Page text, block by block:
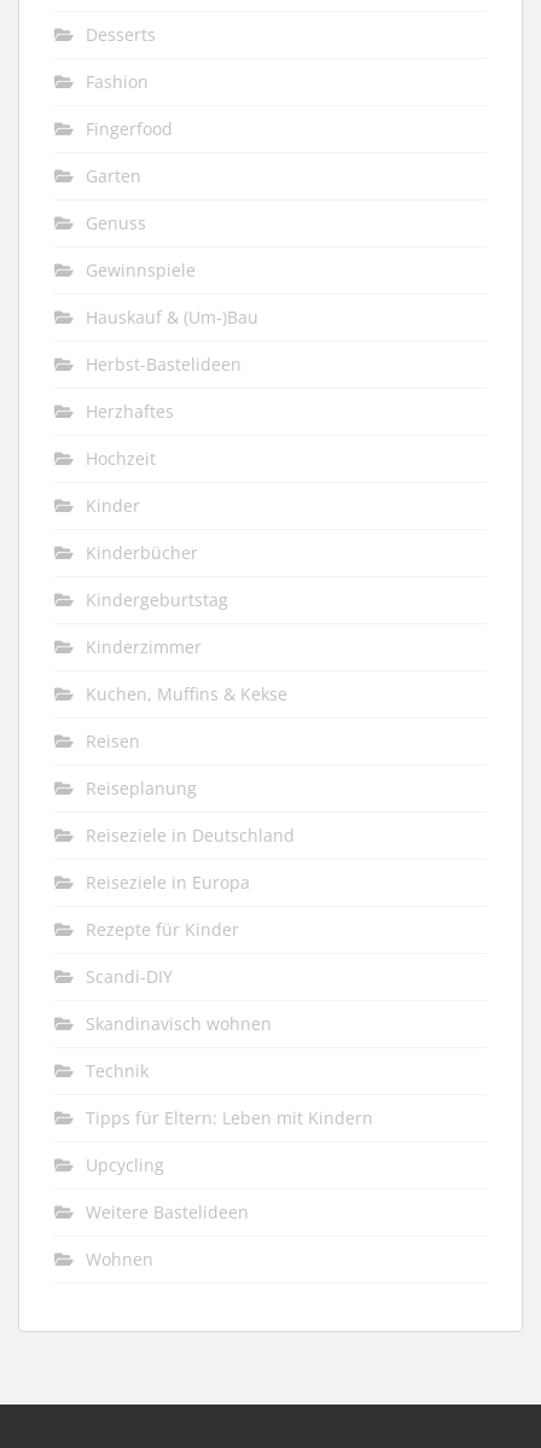
Desserts
Fashion
Fingerfood
Garten
Genuss
Gewinnspiele
Hauskauf & (Um-)Bau
Herbst-Bastelideen
Herzhaftes
Hochzeit
Kinder
Kinderbücher
Kindergeburtstag
Kinderzimmer
Kuchen, Muffins & Kekse
Reisen
Reiseplanung
Reiseziele in Deutschland
Reiseziele in Europa
Rezepte für Kinder
Scandi-DIY
Skandinavisch wohnen
Technik
Tipps für Eltern: Leben mit Kindern
Upcycling
Weitere Bastelideen
Wohnen